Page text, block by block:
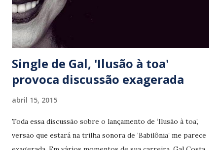
Ricardo Dias Gomes). Alternando sons raivosos (‘Chat
Roulette’) e momentos mais tranquilos (‘Safo’), ‘BLAM! B...
Single de Gal, 'Ilusão à toa'
provoca discussão exagerada
abril 15, 2015
Toda essa discussão sobre o lançamento de ‘Ilusão à toa’,
versão que estará na trilha sonora de ‘Babilônia’ me parece